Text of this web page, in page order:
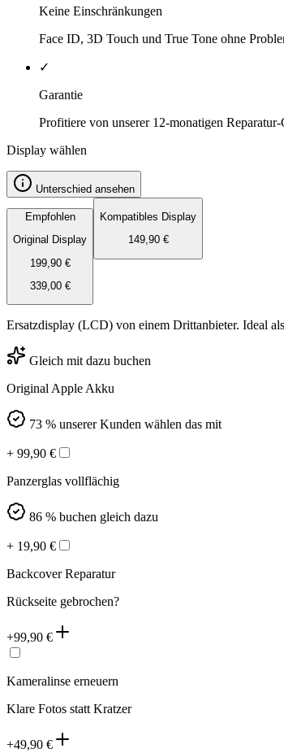
Keine Einschränkungen
Face ID, 3D Touch und True Tone ohne
✓
Garantie
Profitiere von unserer 12-monatigen Reparatur-
Display wählen
Unterschied ansehen
Empfohlen
Original Display
199,90€
339,00€
Kompatibles Display
149,90€
Ersatzdisplay (LCD) von einem Drittanbieter. Ideal
Gleich mit dazu buchen
Original Apple Akku
73 % unserer Kunden wählen das mit
+ 99,90 €
Panzerglas vollflächig
86 % buchen gleich dazu
+ 19,90 €
Backcover Reparatur
Rückseite gebrochen?
+99,90 €
Kameralinse erneuern
Klare Fotos statt Kratzer
+49,90 €